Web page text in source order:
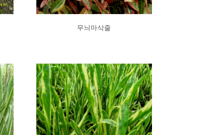
무늬마삭줄